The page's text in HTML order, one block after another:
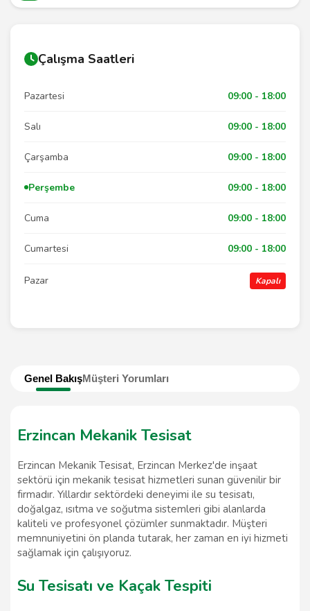
Genel BakışMüşteri Yorumları
Erzincan Mekanik Tesisat
Erzincan Mekanik Tesisat, Erzincan Merkez'de inşaat
sektörü için mekanik tesisat hizmetleri sunan güvenilir bir
firmadır. Yıllardır sektördeki deneyimi ile su tesisatı,
doğalgaz, ısıtma ve soğutma sistemleri gibi alanlarda
kaliteli ve profesyonel çözümler sunmaktadır. Müşteri
memnuniyetini ön planda tutarak, her zaman en iyi hizmeti
sağlamak için çalışıyoruz.
Su Tesisatı ve Kaçak Tespiti
Çalışma Saatleri
Pazartesi 09:00 - 18:00
Salı 09:00 - 18:00
Çarşamba 09:00 - 18:00
Perşembe 09:00 - 18:00
Cuma 09:00 - 18:00
Cumartesi 09:00 - 18:00
Pazar Kapalı